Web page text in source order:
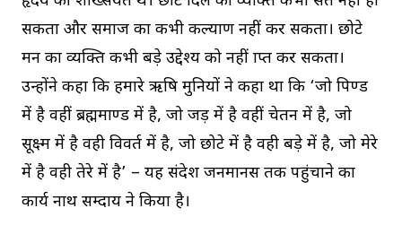
सकता और समाज का कभी कल्याण नहीं कर सकता। छोटे
मन का व्यक्ति कभी बड़े उद्देश्य को नहीं प्राप्त कर सकता।
उन्होंने कहा कि हमारे ऋषि मुनियों ने कहा था कि ‘जो पिण्ड
में है वहीं ब्रह्ममाण्ड में है, जो जड़ में है वहीं चेतन में है, जो
सूक्ष्म में है वही विवर्त में है, जो छोटे में है वही बड़े में है, जो मेरे
में है वही तेरे में है’ – यह संदेश जनमानस तक पहुंचाने का
कार्य नाथ सम्प्रदाय ने किया है।